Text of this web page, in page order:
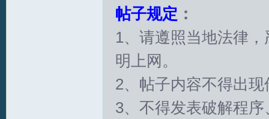
帖子规定 ：
1、请遵照当地法律
明上网。
2、帖子内容不得出
3、不得发表破解程